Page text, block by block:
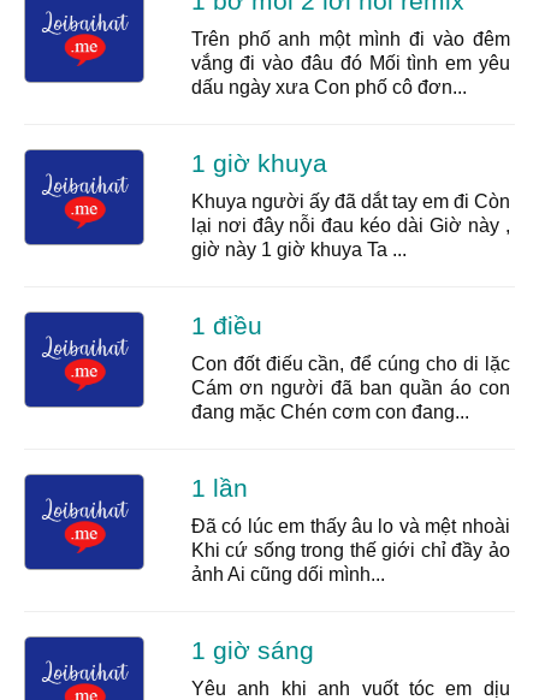
Trên phố anh một mình đi vào đêm
vắng đi vào đâu đó Mối tình em yêu
dấu ngày xưa Con phố cô đơn...
1 giờ khuya
Khuya người ấy đã dắt tay em đi Còn
lại nơi đây nỗi đau kéo dài Giờ này ,
giờ này 1 giờ khuya Ta ...
1 điều
Con đốt điếu cần, để cúng cho di lặc
Cám ơn người đã ban quần áo con
đang mặc Chén cơm con đang...
1 lần
Đã có lúc em thấy âu lo và mệt nhoài
Khi cứ sống trong thế giới chỉ đầy ảo
ảnh Ai cũng dối mình...
1 giờ sáng
Yêu anh khi anh vuốt tóc em dịu